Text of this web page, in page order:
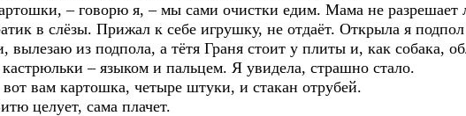
– говорю я, – мы сами очистки едим. Мама не разрешает
в слёзы. Прижал к себе игрушку, не отдаёт. Открыла я
вылезаю из подпола, а тётя Граня стоит у плиты и, как собака,
– языком и пальцем. Я увидела, страшно стало.
вам картошка, четыре штуки, и стакан отрубей.
целует, сама плачет.